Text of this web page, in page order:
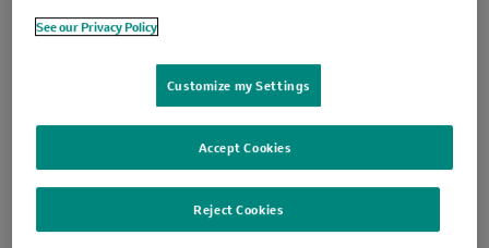
Was ist eine klinische Studie?
Einfach erklärt – ohne viele Fachbegriffe.
See our Privacy Policy
Customize my Settings
Reject Cookies
Accept Cookies